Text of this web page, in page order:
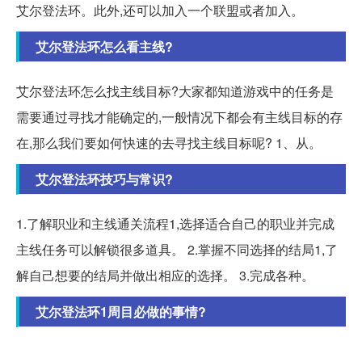
艾尔登法环。此外,还可以加入一个联盟或者加入。
艾尔登法环怎么看主线?
艾尔登法环怎么找主线目标?大家都知道游戏中的任务是
需要通过寻找才能确定的,一般情况下都会有主线目标的存
在,那么我们要如何快速的去寻找主线目标呢? 1、从。
艾尔登法环技巧与常识?
1.了解职业和主线通关流程1,选择适合自己的职业并完成
主线任务可以解锁很多道具。 2.掌握不同选择的结局1,了
解自己想要的结局并做出相应的选择。 3.完成各种。
艾尔登法环1周目必做的事情?